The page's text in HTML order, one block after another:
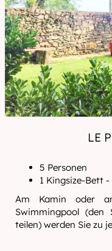
LE
5 Personen
1 Kingsize-Bett
Am Kamin oder
Swimmingpool
teilen) werden Sie zu